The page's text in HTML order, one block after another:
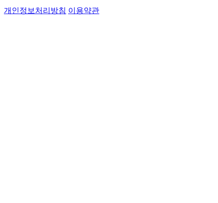
개인정보처리방침 이용약관